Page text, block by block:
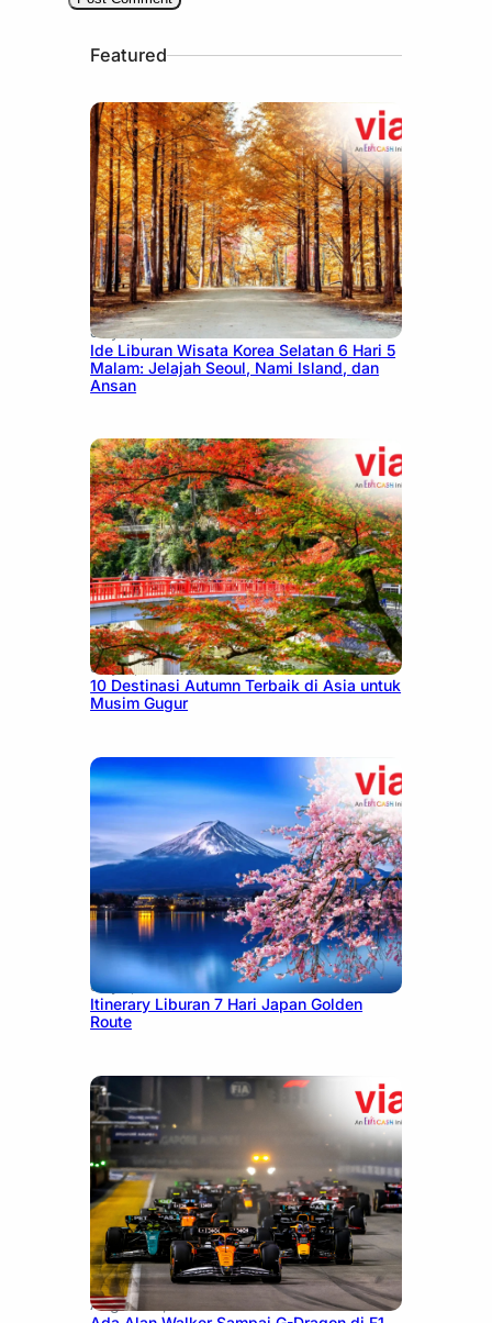
Featured
July 15, 2026
Ide Liburan Wisata Korea Selatan 6 Hari 5
Malam: Jelajah Seoul, Nami Island, dan
Ansan
July 9, 2026
10 Destinasi Autumn Terbaik di Asia untuk
Musim Gugur
July 7, 2026
Itinerary Liburan 7 Hari Japan Golden
Route
August 13, 2025